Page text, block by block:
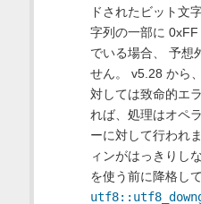
ドされたビット文
字列の一部に
でいる場合、 予想
せん。 v5.28 から
対しては致命的エ
れば、処理はオペ
ーに対して行われ
ィンがはっきりし
を使う前に降格し